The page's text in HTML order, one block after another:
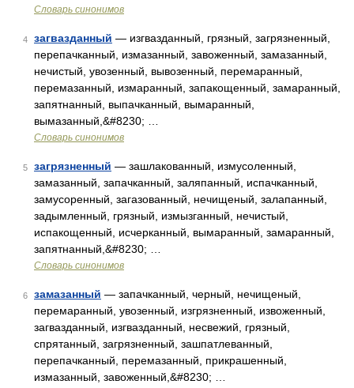
Словарь синонимов
4 загвазданный — изгвазданный, грязный, загрязненный,
перепачканный, измазанный, завоженный, замазанный,
нечистый, увозенный, вывозенный, перемаранный,
перемазанный, измаранный, запакощенный, замаранный,
запятнанный, выпачканный, вымаранный,
вымазанный,&#8230; …
Словарь синонимов
5 загрязненный — зашлакованный, измусоленный,
замазанный, запачканный, заляпанный, испачканный,
замусоренный, загазованный, нечищеный, залапанный,
задымленный, грязный, измызганный, нечистый,
испакощенный, исчерканный, вымаранный, замаранный,
запятнанный,&#8230; …
Словарь синонимов
6 замазанный — запачканный, черный, нечищеный,
перемаранный, увозенный, изгрязненный, извоженный,
загвазданный, изгвазданный, несвежий, грязный,
спрятанный, загрязненный, зашпатлеванный,
перепачканный, перемазанный, прикрашенный,
измазанный, завоженный,&#8230; …